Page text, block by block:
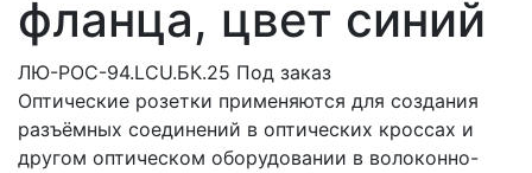
фланца, цвет синий
ЛЮ-РОС-94.LCU.БК.25 Под заказ
Оптические розетки применяются для создания
разъёмных соединений в оптических кроссах и
другом оптическом оборудовании в волоконно-